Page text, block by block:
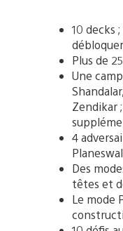
10 decks
débloquer
Plus de
Une
Zendikar
4
Des
têtes et
Le mode